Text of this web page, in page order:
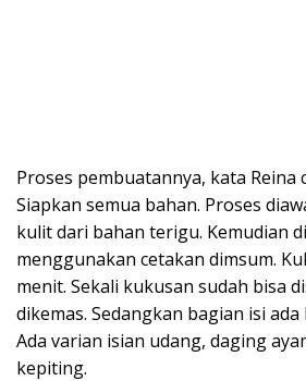
Proses pembuatannya, kata Reina
Siapkan semua bahan. Proses
kulit dari bahan terigu. Kemudian
menggunakan cetakan dimsum.
menit. Sekali kukusan sudah bisa
dikemas. Sedangkan bagian isi
Ada varian isian udang, daging
kepiting.